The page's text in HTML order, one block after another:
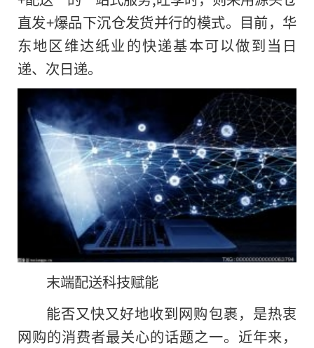
直发+爆品下沉仓发货并行的模式。目前，华
东地区维达纸业的快递基本可以做到当日
递、次日递。
末端配送科技赋能
能否又快又好地收到网购包裹，是热衷
网购的消费者最关心的话题之一。近年来，